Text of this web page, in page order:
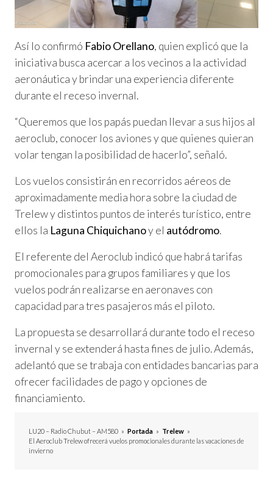
Así lo confirmó Fabio Orellano, quien explicó que la
iniciativa busca acercar a los vecinos a la actividad
aeronáutica y brindar una experiencia diferente
durante el receso invernal.
“Queremos que los papás puedan llevar a sus hijos al
aeroclub, conocer los aviones y que quienes quieran
volar tengan la posibilidad de hacerlo”, señaló.
Los vuelos consistirán en recorridos aéreos de
aproximadamente media hora sobre la ciudad de
Trelew y distintos puntos de interés turístico, entre
ellos la Laguna Chiquichanoy el autódromo.
El referente del Aeroclub indicó que habrá tarifas
promocionales para grupos familiares y que los
vuelos podrán realizarse en aeronaves con
capacidad para tres pasajeros más el piloto.
La propuesta se desarrollará durante todo el receso
invernal y se extenderá hasta fines de julio. Además,
adelantó que se trabaja con entidades bancarias para
ofrecer facilidades de pago y opciones de
financiamiento.
LU20 – Radio Chubut – AM580 » Portada » Trelew »
El Aeroclub Trelew ofrecerá vuelos promocionales durante las vacaciones de
invierno